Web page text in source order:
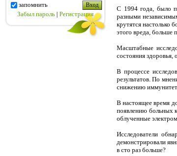
запомнить
Забыл пароль | Регистрация
С 1994 года, было
разными
крутятся настолько
этого вреда, больше
Масштабные
состояния здоровья,
В процессе
результатов. По
снижению
В настоящее время
появлению больных
облученные
Исследователи
демонстрировали
в сто раз больше?